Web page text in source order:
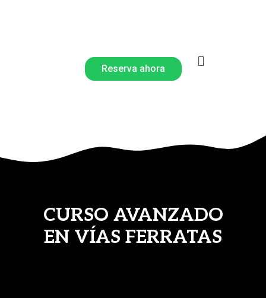
Reserva ahora
CURSO AVANZADO
EN VÍAS FERRATAS